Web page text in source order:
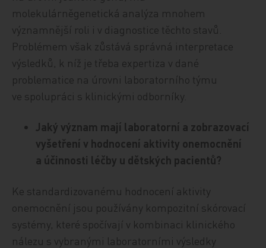
molekulárněgenetická analýza mnohem
významnější roli i v diagnostice těchto stavů.
Problémem však zůstává správná interpretace
výsledků, k níž je třeba expertiza v dané
problematice na úrovni laboratorního týmu
ve spolupráci s klinickými odborníky.
Jaký význam mají laboratorní a zobrazovací
vyšetření v hodnocení aktivity onemocnění
a účinnosti léčby u dětských pacientů?
Ke standardizovanému hodnocení aktivity
onemocnění jsou používány kompozitní skórovací
systémy, které spočívají v kombinaci klinického
nálezu s vybranými laboratorními výsledky